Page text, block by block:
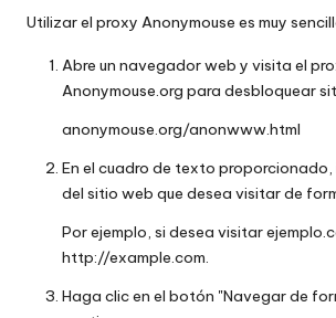
Utilizar el proxy Anonymouse es muy
Abre un navegador web y visita el
Anonymouse.org para desbloquear
anonymouse.org/anonwww.html
En el cuadro de texto proporcionado,
del sitio web que desea visitar de
Por ejemplo, si desea visitar
http://example.com.
Haga clic en el botón "Navegar de